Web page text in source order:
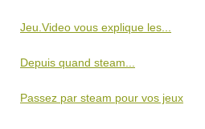
Jeu.Video vous explique les...
Depuis quand steam...
Passez par steam pour vos jeux